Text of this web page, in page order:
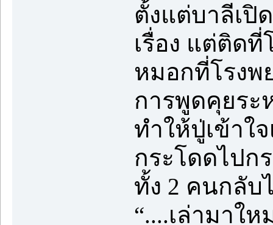
ตั้งแต่บาลีเปิ
เรื่อง แต่ติด
หมอกที่โรงพ
การพูดคุยระ
ทำให้ปู่เข้าใ
กระโดดไปก
ทั้ง 2 คนกลับ
“....เล่ามาใ